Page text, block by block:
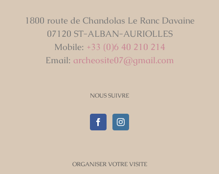
1800 route de Chandolas Le Ranc Davaine
07120 ST-ALBAN-AURIOLLES
Mobile: +33 (0)6 40 210 214
Email: archeosite07@gmail.com
NOUS SUIVRE
ORGANISER VOTRE VISITE